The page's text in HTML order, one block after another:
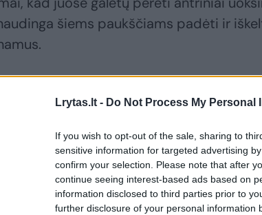
Lrytas.lt - Do Not Process My Personal
If you wish to opt-out of the sale, sharing to
sensitive information for targeted advertising
confirm your selection. Please note that after
continue seeing interest-based ads based on
information disclosed to third parties prior to
further disclosure of your personal information
šiems paukščiams padėti ir
kuriasi ne tik žvirbliniai paukščiai.
ieškančių vietos perėjimui –
ima švęsti vestuves ūbaudami, o
kad inkilus perėjimui renkasi ne
irakiečio pomėgis tapo verslu: